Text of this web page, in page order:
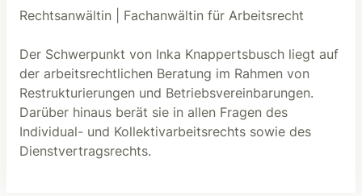
Rechtsanwältin | Fachanwältin für Arbeitsrecht
Der Schwerpunkt von Inka Knappertsbusch liegt auf
der arbeitsrechtlichen Beratung im Rahmen von
Restrukturierungen und Betriebsvereinbarungen.
Darüber hinaus berät sie in allen Fragen des
Individual- und Kollektivarbeitsrechts sowie des
Dienstvertragsrechts.